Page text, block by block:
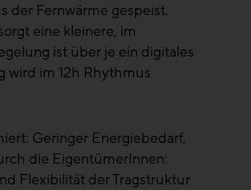
der Fernwärme gespeist.
eine kleinere, im
ist über je ein digitales
im 12h Rhythmus
Geringer Energiebedarf,
die EigentümerInnen:
Flexibilität der Tragstruktur